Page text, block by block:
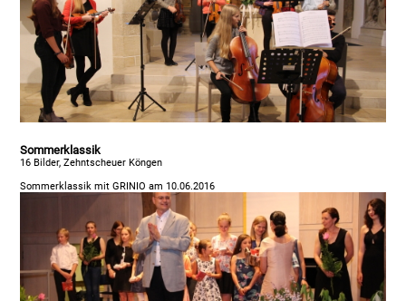
Sommerklassik
16 Bilder, Zehntscheuer Köngen
Sommerklassik mit GRINIO am 10.06.2016